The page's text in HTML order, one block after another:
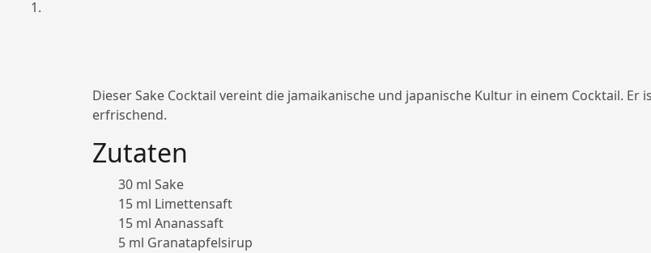
Dieser Sake Cocktail vereint die jamaikanische und japanische Kultur in einem Cocktail.
erfrischend.
Zutaten
30 ml Sake
15 ml Limettensaft
15 ml Ananassaft
5 ml Granatapfelsirup